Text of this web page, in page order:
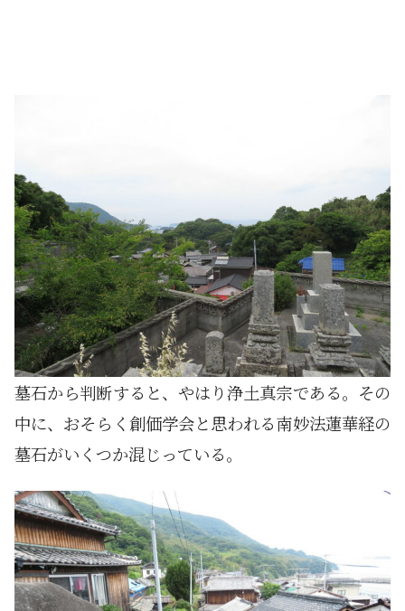
墓石から判断すると、やはり浄土真宗である。その
中に、おそらく創価学会と思われる南妙法蓮華経の
墓石がいくつか混じっている。